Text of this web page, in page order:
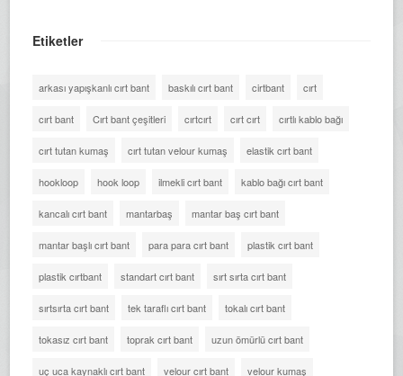
Etiketler
arkası yapışkanlı cırt bant baskılı cırt bant cirtbant cırt
cırt bant Cırt bant çeşitleri cırtcırt cırt cırt cırtlı kablo bağı
cırt tutan kumaş cırt tutan velour kumaş elastik cırt bant
hookloop hook loop ilmekli cırt bant kablo bağı cırt bant
kancalı cırt bant mantarbaş mantar baş cırt bant
mantar başlı cırt bant para para cırt bant plastik cırt bant
plastik cırtbant standart cırt bant sırt sırta cırt bant
sırtsırta cırt bant tek taraflı cırt bant tokalı cırt bant
tokasız cırt bant toprak cırt bant uzun ömürlü cırt bant
uç uca kaynaklı cırt bant velour cırt bant velour kumaş